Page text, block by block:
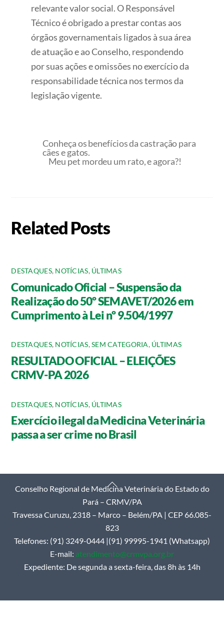
relevante valor social. O Responsável
Técnico é obrigado a prestar contas aos
órgãos governamentais ligados à sua área
de atuação e ao Conselho, respondendo
por suas ações e omissões no exercício da
responsabilidade técnica nos termos da
legislação vigente.
Conheça os benefícios da castração para
cães e gatos.
Meu pet mordeu um rato, e agora?!
Related Posts
DESTAQUES, NOTÍCIAS, ÚLTIMAS
Comunicado Oficial – Suspensão da
Realização do 50º SEMAVET/2026 em
Cumprimento à Lei nº 9.504/1997
DESTAQUES, NOTÍCIAS,SEM CATEGORIA, ÚLTIMAS
RESULTADO OFICIAL – ELEIÇÕES
CRMV-PA 2026
DESTAQUES, NOTÍCIAS, ÚLTIMAS
Exercício ilegal da Medicina Veterinária
passa a ser crime no Brasil
Back
To
Top
Conselho Regional de Medicina Veterinária do Estado do
Pará – CRMV/PA
Travessa Curuzu, 2318 – Marco – Belém/PA | CEP 66.085-
823
Telefones: (91) 3249-0444 |(91) 99995-1941 (Whatsapp)
E-mail: atendimento@crmvpa.org.br
Expediente: De segunda a sexta-feira, das 8h às 14h